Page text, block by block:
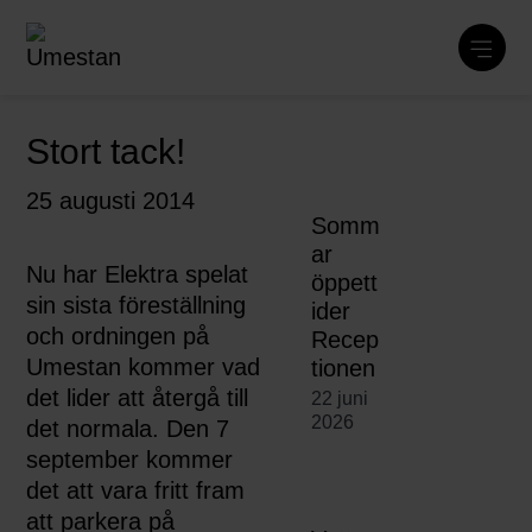
Stort tack!
25 augusti 2014
Nu har Elektra spelat
sin sista föreställning
och ordningen på
Umestan kommer vad
det lider att återgå till
det normala. Den 7
september kommer
det att vara fritt fram
att parkera på
Somm
ar
öppett
ider
Recep
tionen
22 juni
2026